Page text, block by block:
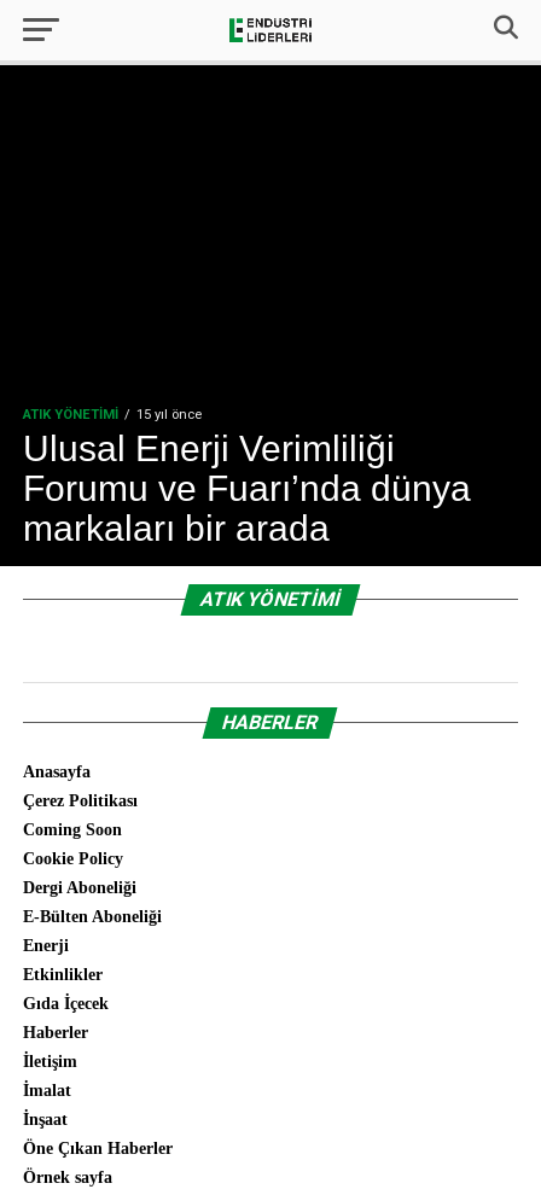
ATIK YÖNETIMI 15 yıl önce
Ulusal Enerji Verimliliği
Forumu ve Fuarı’nda dünya
markaları bir arada
ATIK YÖNETIMI
HABERLER
Anasayfa
Çerez Politikası
Coming Soon
Cookie Policy
Dergi Aboneliği
E-Bülten Aboneliği
Enerji
Etkinlikler
Gıda İçecek
Haberler
İletişim
İmalat
İnşaat
Öne Çıkan Haberler
Örnek sayfa